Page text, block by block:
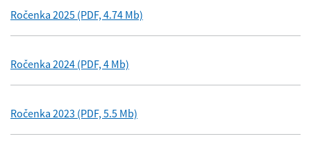
Ročenka 2025 (PDF, 4.74 Mb)
Ročenka 2024 (PDF, 4 Mb)
Ročenka 2023 (PDF, 5.5 Mb)